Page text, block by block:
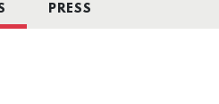
PRESS